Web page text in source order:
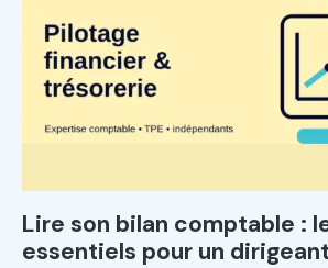
Lire son bilan comptable :
essentiels pour un